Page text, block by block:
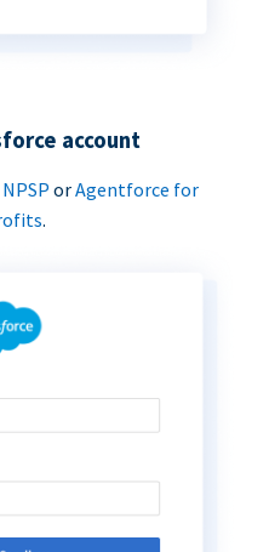
account
NPSP orAgentforce for
.